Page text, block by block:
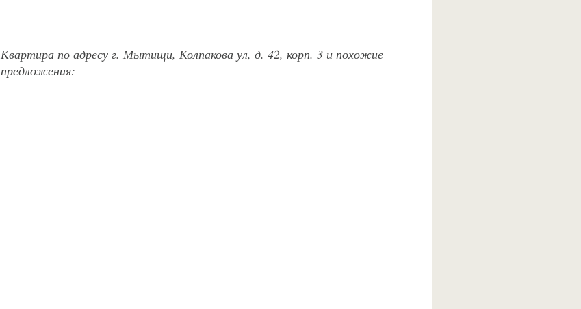
Квартира по адресу г. Мытищи, Колпакова ул, д. 42, корп. 3 и похожие
предложения: